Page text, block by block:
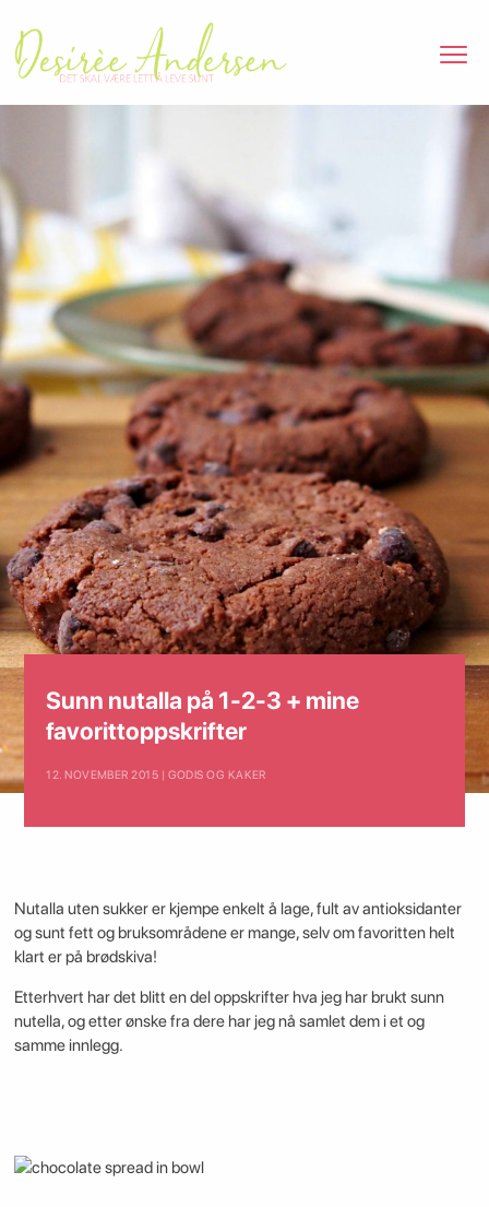
Sunn nutalla på 1-2-3 + mine
favorittoppskrifter
12. NOVEMBER 2015 | GODIS OG KAKER
Nutalla uten sukker er kjempe enkelt å lage, fult av antioksidanter
og sunt fett og bruksområdene er mange, selv om favoritten helt
klart er på brødskiva!
Etterhvert har det blitt en del oppskrifter hva jeg har brukt sunn
nutella, og etter ønske fra dere har jeg nå samlet dem i et og
samme innlegg.